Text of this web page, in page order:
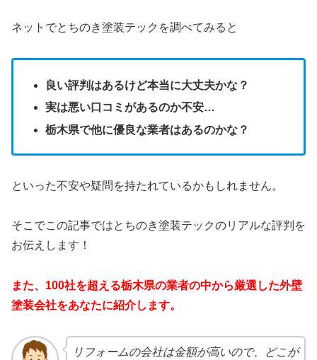
ネットでとちのき塗装テックを調べてみると
良い評判はあるけど本当に大丈夫かな？
実は悪い口コミがあるのか不安…
栃木県で他に優良な業者はあるのかな？
といった不安や疑問を持たれているかもしれません。
そこでこの記事ではとちのき塗装テックのリアルな評判を
お伝えします！
また、100社を超える栃木県の業者の中から厳選した外壁
塗装会社をあなたに紹介します。
リフォームの会社は金額が高いので、どこが